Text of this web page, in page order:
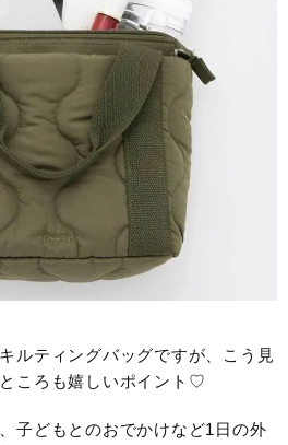
ルティングバッグですが、こう見
ころも嬉しいポイント♡
子どもとのおでかけなど1日の外